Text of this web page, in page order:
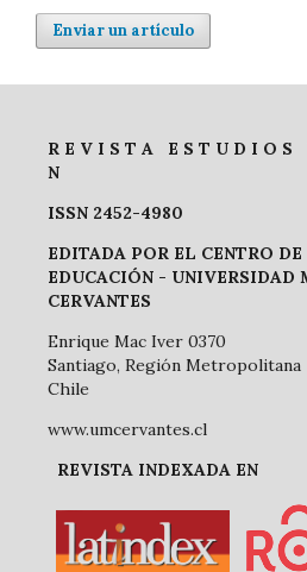
Enviar un artículo
R E V I S T A E S T U D I O S
N
ISSN 2452-4980
EDITADA POR EL CENTRO
EDUCACIÓN - UNIVERSIDAD
CERVANTES
Enrique Mac Iver 0370
Santiago, Región Metropolitana
Chile
www.umcervantes.cl
REVISTA INDEXADA EN